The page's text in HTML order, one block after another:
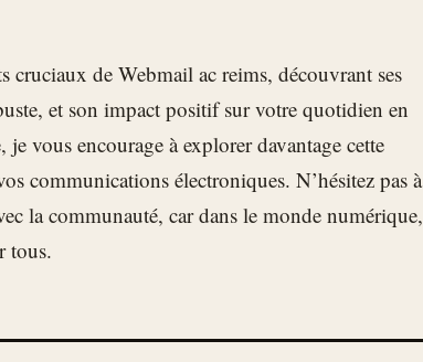
cruciaux de Webmail ac reims, découvrant ses
et son impact positif sur votre quotidien en
vous encourage à explorer davantage cette
communications électroniques. N’hésitez pas à
la communauté, car dans le monde numérique,
tous.